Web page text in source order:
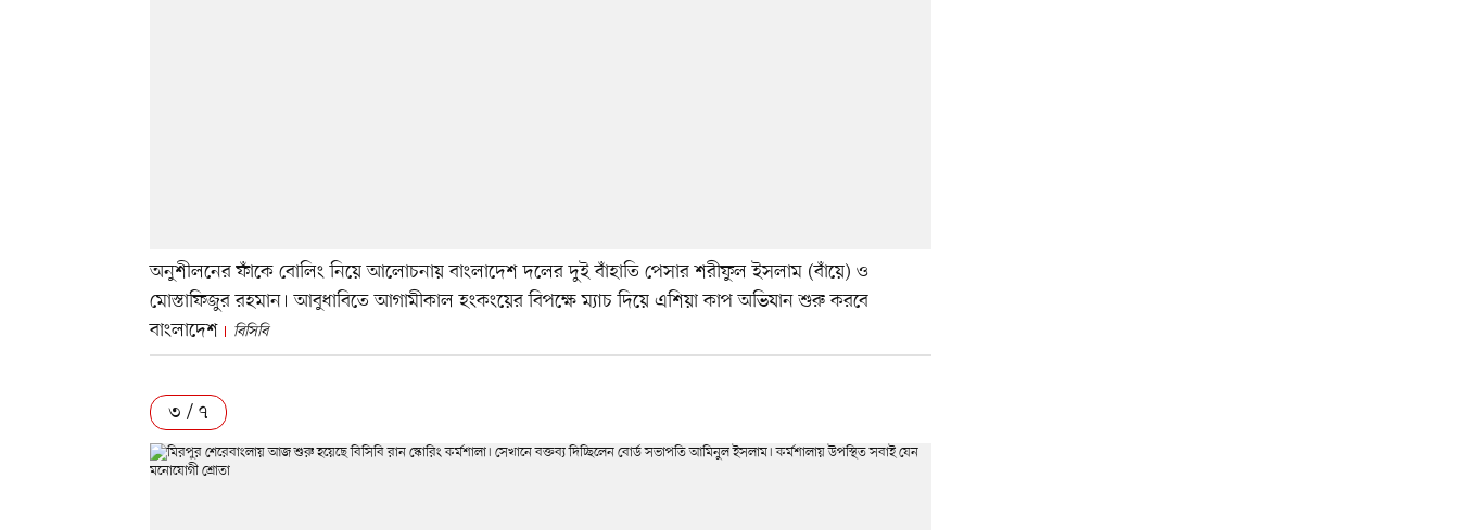
অনুশীলনের ফাঁকে বোলিং নিয়ে আলোচনায় বাংলাদেশ দলের দুই বাঁহাতি পেসার শরীফুল ইসলাম (বাঁয়ে) ও
মোস্তাফিজুর রহমান। আবুধাবিতে আগামীকাল হংকংয়ের বিপক্ষে ম্যাচ দিয়ে এশিয়া কাপ অভিযান শুরু করবে
বাংলাদেশ
বিসিবি
৩ / ৭